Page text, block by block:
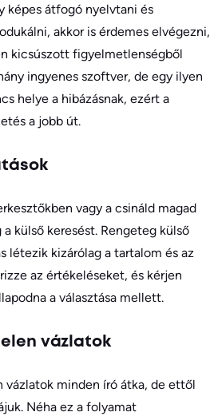
képes átfogó nyelvtani és
akkor is érdemes elvégezni,
kicsúszott figyelmetlenségből
ingyenes szoftver, de egy ilyen
helye a hibázásnak, ezért a
a jobb út.
vagy a csináld magad
külső keresést. Rengeteg külső
létezik kizárólag a tartalom és az
az értékeléseket, és kérjen
a választása mellett.
vázlatok
vázlatok minden író átka, de ettől
Néha ez a folyamat